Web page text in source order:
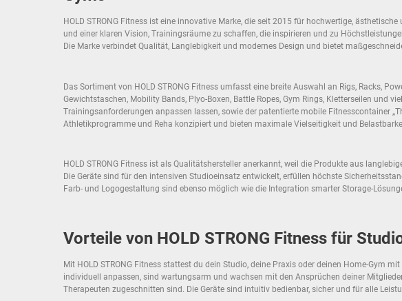
HOLD STRONG Fitness ist eine innovative Marke, die seit 2015 für hochwertige,
und einer klaren Vision, Trainingsräume zu schaffen, die inspirieren und zu
Die Marke verbindet Qualität, Langlebigkeit und modernes Design und bietet
Das Sortiment von HOLD STRONG Fitness umfasst eine breite Auswahl an Rigs, Racks,
Gewichtstaschen, Mobility Bands, Plyo-Boxen, Battle Ropes, Gym Rings, Kletterseilen und
Trainingsanforderungen anpassen lassen, sowie der patentierte mobile Fitnesscontainer
Athletikprogramme und Reha konzipiert und bieten maximale Vielseitigkeit und
HOLD STRONG Fitness ist als Qualitätshersteller anerkannt, weil die Produkte aus
Die Geräte sind für den intensiven Studioeinsatz entwickelt, erfüllen höchste
Farb- und Logogestaltung sind ebenso möglich wie die Integration smarter Storage-
Vorteile von HOLD STRONG Fitness für
Mit HOLD STRONG Fitness stattest du dein Studio, deine Praxis oder deinen Home-Gym
individuell anpassen, sind wartungsarm und wachsen mit den Ansprüchen deiner
Therapeuten zugeschnitten sind. Die Geräte sind intuitiv bedienbar, sicher und für alle